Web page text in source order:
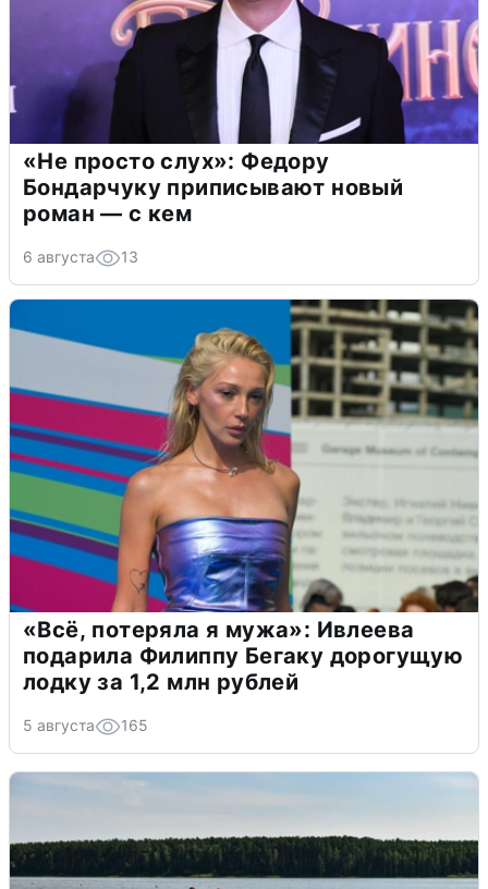
«Не просто слух»: Федору
Бондарчуку приписывают новый
роман — с кем
6 августа 13
«Всё, потеряла я мужа»: Ивлеева
подарила Филиппу Бегаку дорогущую
лодку за 1,2 млн рублей
5 августа 165